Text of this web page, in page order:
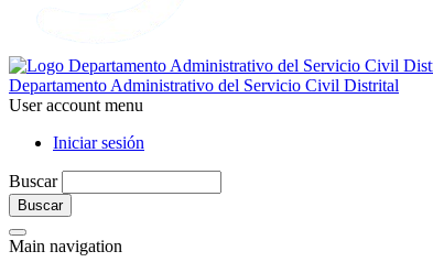
Departamento Administrativo del Servicio Civil Distrital
User account menu
Iniciar sesión
Buscar
Main navigation